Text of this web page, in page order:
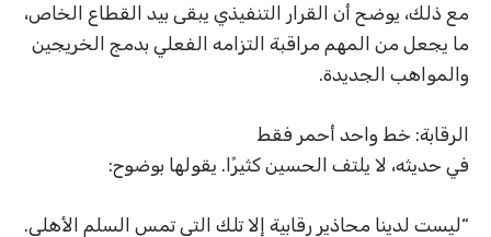
مع ذلك، يوضح أن القرار التنفيذي يبقى بيد القطاع الخاص،
ما يجعل من المهم مراقبة التزامه الفعلي بدمج الخريجين
والمواهب الجديدة.
الرقابة: خط واحد أحمر فقط
في حديثه، لا يلتف الحسين كثيرًا. يقولها بوضوح:
“ليست لدينا محاذير رقابية إلا تلك التي تمس السلم الأهلي.